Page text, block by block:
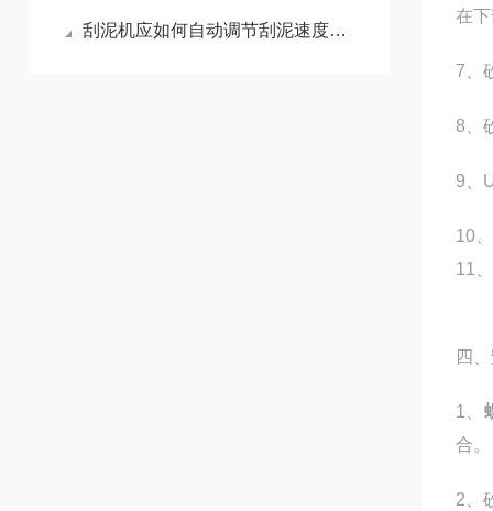
刮泥机应如何自动调节刮泥速度和深度
在
7、
8、
9、
10
11
四、
1、
合。
2、